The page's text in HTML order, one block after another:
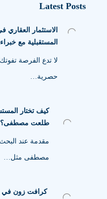
Latest Posts
المستقبلية مع
لا تدع الفرصة
حصرية…
كيف تختار
طلعت مصطفى؟
مقدمة عند
مصطفى مثل…
كرافت زون في